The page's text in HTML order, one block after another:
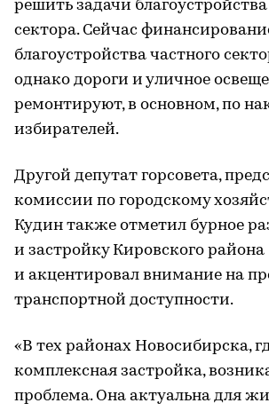
решить задачи благоустройства
сектора. Сейчас
благоустройства частного
однако дороги и уличное
ремонтируют, в основном, по
избирателей.
Другой депутат горсовета,
комиссии по городскому
Кудин также отметил бурное
и застройку Кировского района
и акцентировал внимание на
транспортной доступности.
«В тех районах Новосибирска,
комплексная застройка,
проблема. Она актуальна для